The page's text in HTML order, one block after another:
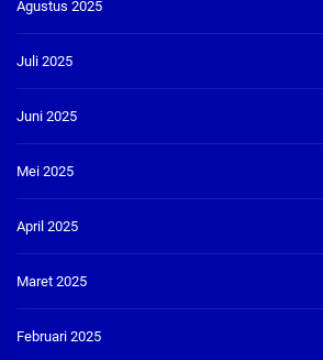
Agustus 2025
Juli 2025
Juni 2025
Mei 2025
April 2025
Maret 2025
Februari 2025